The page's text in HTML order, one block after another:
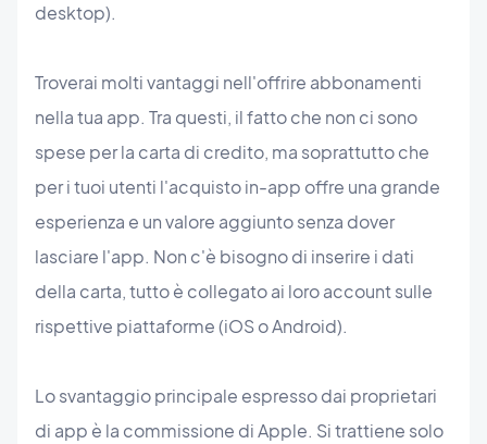
desktop).
Troverai molti vantaggi nell'offrire abbonamenti
nella tua app. Tra questi, il fatto che non ci sono
spese per la carta di credito, ma soprattutto che
per i tuoi utenti l'acquisto in-app offre una grande
esperienza e un valore aggiunto senza dover
lasciare l'app. Non c'è bisogno di inserire i dati
della carta, tutto è collegato ai loro account sulle
rispettive piattaforme (iOS o Android).
Lo svantaggio principale espresso dai proprietari
di app è la commissione di Apple. Si trattiene solo